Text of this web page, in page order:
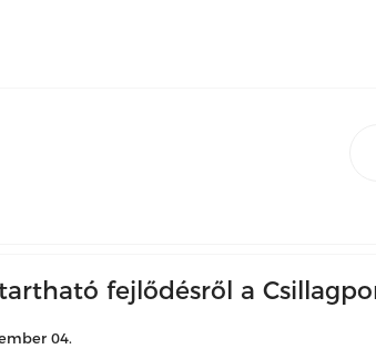
fejlődésről a
04.